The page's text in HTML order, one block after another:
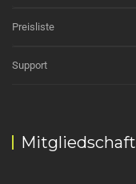
Preisliste
Support
Mitgliedschaft